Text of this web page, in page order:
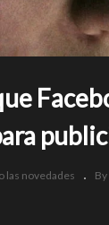
las novedades